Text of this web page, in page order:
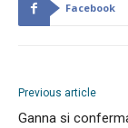
Facebook
Previous article
Ganna si